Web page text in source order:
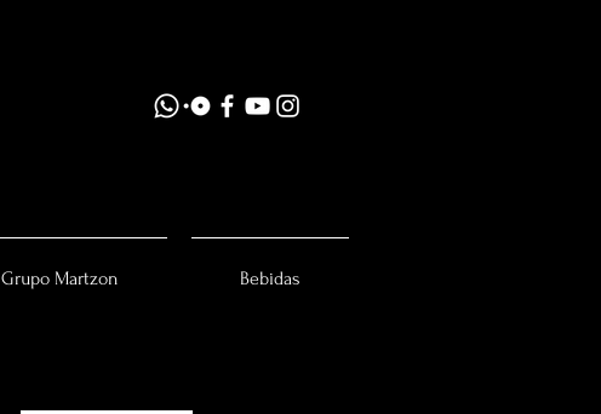
Grupo Martzon Bebidas